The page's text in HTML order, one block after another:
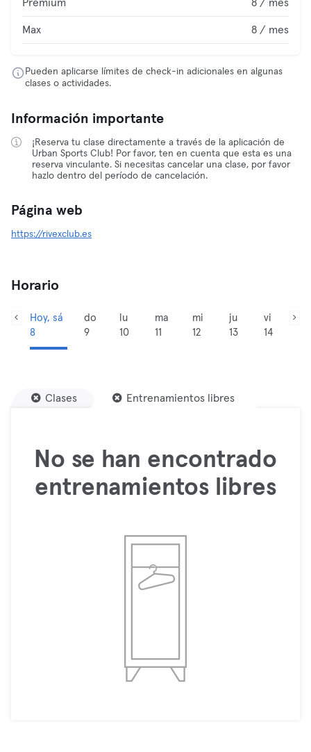
Premium 8 / mes
Max 8 / mes
Pueden aplicarse límites de check-in adicionales en algunas
clases o actividades.
Información importante
¡Reserva tu clase directamente a través de la aplicación de
Urban Sports Club! Por favor, ten en cuenta que esta es una
reserva vinculante. Si necesitas cancelar una clase, por favor
hazlo dentro del período de cancelación.
Página web
https://rivexclub.es
Horario
Hoy, sá
8
do
9
lu
10
ma
11
mi
12
ju
13
vi
14
Clases Entrenamientos libres
No se han encontrado
entrenamientos libres